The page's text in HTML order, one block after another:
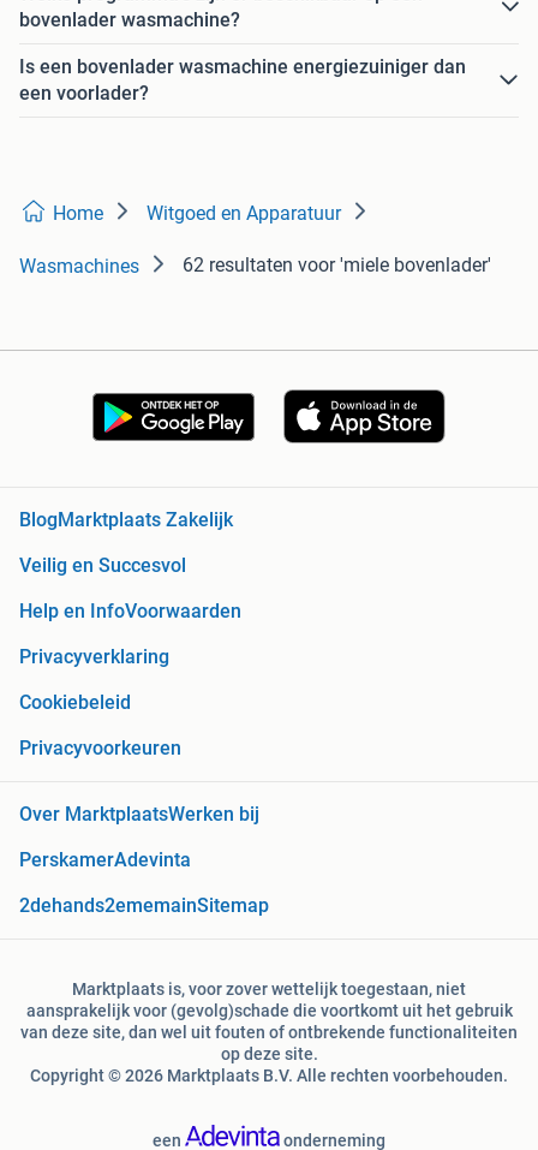
bovenlader wasmachine?
Is een bovenlader wasmachine energiezuiniger dan
een voorlader?
Home Witgoed en Apparatuur
Wasmachines 62 resultaten voor 'miele bovenlader'
BlogMarktplaats Zakelijk
Veilig en Succesvol
Help en InfoVoorwaarden
Privacyverklaring
Cookiebeleid
Privacyvoorkeuren
Over MarktplaatsWerken bij
PerskamerAdevinta
2dehands2ememainSitemap
Marktplaats is, voor zover wettelijk toegestaan, niet
aansprakelijk voor (gevolg)schade die voortkomt uit het gebruik
van deze site, dan wel uit fouten of ontbrekende functionaliteiten
op deze site.
Copyright © 2026 Marktplaats B.V. Alle rechten voorbehouden.
een onderneming